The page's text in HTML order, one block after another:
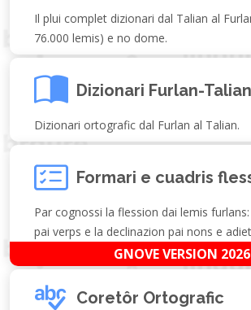
Il plui complet dizionari dal Talian al
76.000 lemis) e no dome.
Dizionari Furlan-Talian
Dizionari ortografic dal Furlan al Talian.
Formari e cuadris
Par cognossi la flession dai lemis
pai verps e la declinazion pai nons e
GNOVE VERSION 2026
Coretôr Ortografic